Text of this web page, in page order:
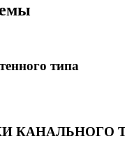
типа
КАНАЛЬНОГО